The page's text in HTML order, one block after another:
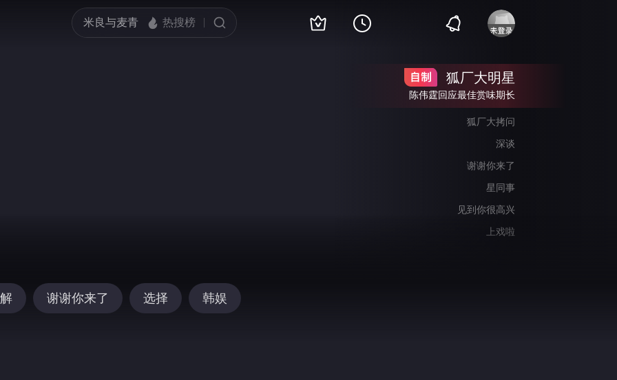
狐厂大明星
陈伟霆回应最佳赏味期长
狐厂大拷问
深谈
谢谢你来了
星同事
见到你很高兴
上戏啦
谢谢你来了 选择 韩娱